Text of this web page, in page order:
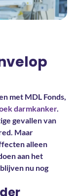
met MDL Fonds,
darmkanker.
gevallen van
Maar
alleen
aan het
nu nog